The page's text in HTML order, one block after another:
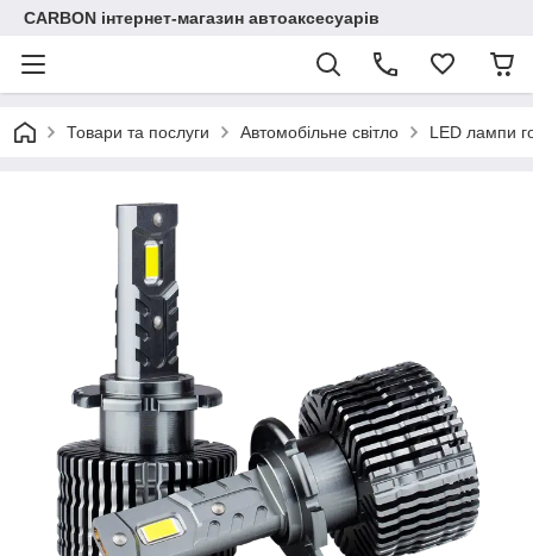
CARBON інтернет-магазин автоаксесуарів
Товари та послуги Автомобільне світло LED лампи